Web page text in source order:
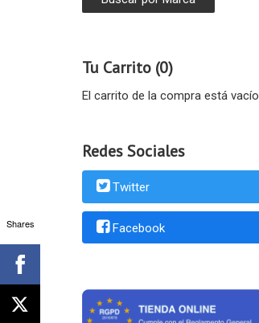
Tu Carrito (0)
El carrito de la compra está vacío
Redes Sociales
Twitter
Facebook
Shares